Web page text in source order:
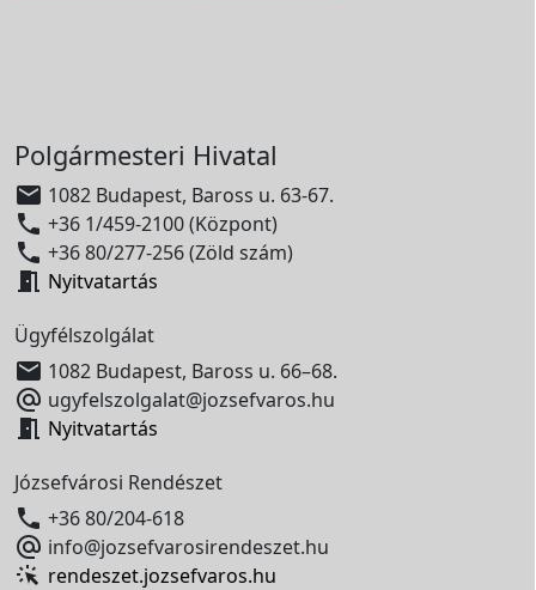
Polgármesteri Hivatal
 1082 Budapest, Baross u. 63-67.
 +36 1/459-2100 (Központ)
 +36 80/277-256 (Zöld szám)
 Nyitvatartás
Ügyfélszolgálat
 1082 Budapest, Baross u. 66–68.
 ugyfelszolgalat@jozsefvaros.hu
 Nyitvatartás
Józsefvárosi Rendészet
 +36 80/204-618
 info@jozsefvarosirendeszet.hu
rendeszet.jozsefvaros.hu